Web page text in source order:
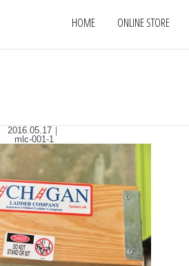
HOME ONLINE STORE
2016.05.17｜
mlc-001-1